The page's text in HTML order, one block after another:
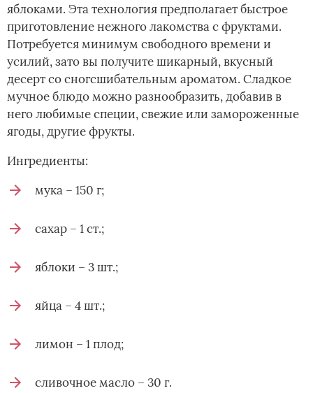
яблоками. Эта технология предполагает быстрое
приготовление нежного лакомства с фруктами.
Потребуется минимум свободного времени и
усилий, зато вы получите шикарный, вкусный
десерт со сногсшибательным ароматом. Сладкое
мучное блюдо можно разнообразить, добавив в
него любимые специи, свежие или замороженные
ягоды, другие фрукты.
Ингредиенты:
мука – 150 г;
сахар – 1 ст.;
яблоки – 3 шт.;
яйца – 4 шт.;
лимон – 1 плод;
сливочное масло – 30 г.